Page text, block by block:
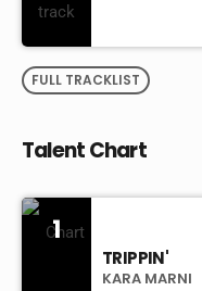
FULL TRACKLIST
Talent Chart
1
TRIPPIN'
KARA MARNI